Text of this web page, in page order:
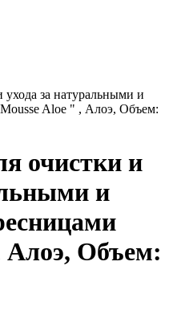
за натуральными и
Aloe " , Алоэ, Объем:
очистки и
и
Алоэ, Объем: